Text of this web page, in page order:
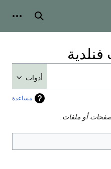
بحث
أدوات
مساعدة
أو ملفات.